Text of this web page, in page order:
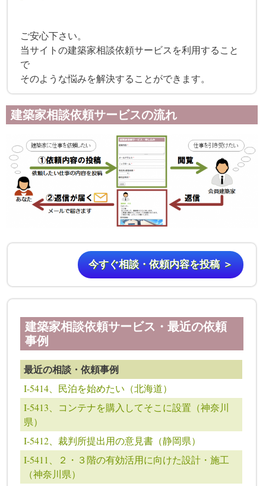
ご安心下さい。
当サイトの建築家相談依頼サービスを利用すること
で
そのような悩みを解決することができます。
建築家相談依頼サービスの流れ
今すぐ相談・依頼内容を投稿 ＞
建築家相談依頼サービス・最近の依頼
事例
最近の相談・依頼事例
I-5414、民泊を始めたい（北海道）
I-5413、コンテナを購入してそこに設置（神奈川
県）
I-5412、裁判所提出用の意見書（静岡県）
I-5411、２・３階の有効活用に向けた設計・施工
（神奈川県）